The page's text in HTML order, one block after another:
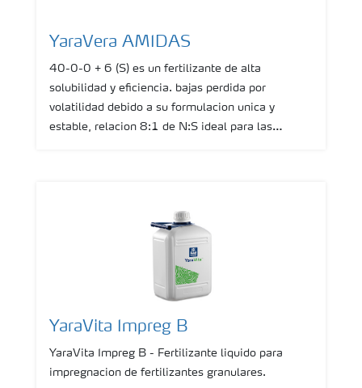
YaraVera AMIDAS
40-0-0 + 6 (S) es un fertilizante de alta
solubilidad y eficiencia. bajas perdida por
volatilidad debido a su formulacion unica y
estable, relacion 8:1 de N:S ideal para las
YaraVita Impreg B
YaraVita Impreg B - Fertilizante liquido para
impregnacion de fertilizantes granulares.